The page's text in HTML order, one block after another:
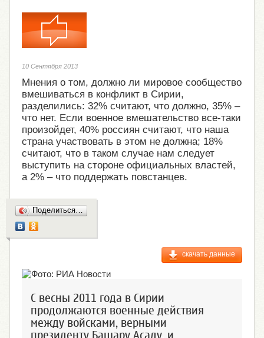
10 Сентября 2013
Мнения о том, должно ли мировое сообщество
вмешиваться в конфликт в Сирии,
разделились: 32% считают, что должно, 35% –
что нет. Если военное вмешательство все-таки
произойдет, 40% россиян считают, что наша
страна участвовать в этом не должна; 18%
считают, что в таком случае нам следует
выступить на стороне официальных властей,
а 2% – что поддержать повстанцев.
скачать данные
С весны 2011 года в Сирии
продолжаются военные действия
между войсками, верными
президенту Башару Асаду, и
Поделиться…